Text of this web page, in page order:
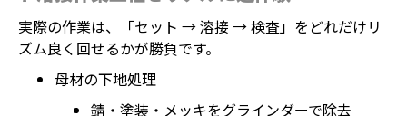
実際の作業は、「セット → 溶接 → 検査」をどれだけリ
ズム良く回せるかが勝負です。
母材の下地処理
錆・塗装・メッキをグラインダーで除去